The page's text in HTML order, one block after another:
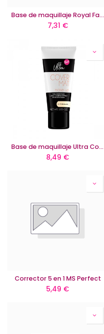
Base de maquillaje Royal Face Modeller
7,31 €
Base de maquillaje Ultra Cover Mat Make Up
8,49 €
Corrector 5 en 1 MS Perfect
5,49 €